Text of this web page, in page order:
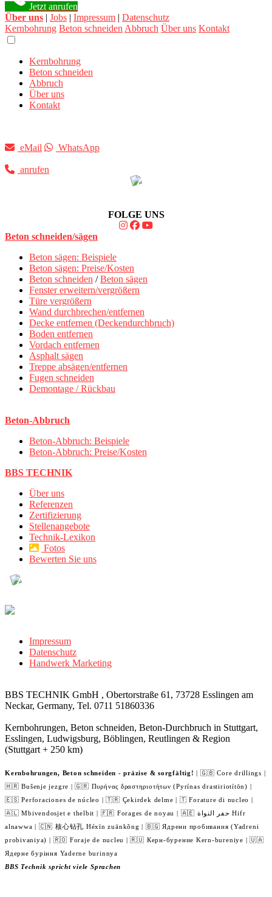
Jetzt anrufen
Über uns | Jobs | Impressum | Datenschutz
Kernbohrung Beton schneiden Abbruch Über uns Kontakt
Kernbohrung
Beton schneiden
Abbruch
Über uns
Kontakt
eMail WhatsApp
anrufen
FOLGE UNS
Beton schneiden/sägen
Beton sägen: Beispiele
Beton sägen: Preise/Kosten
Beton schneiden /Beton sägen
Fenster erweitern/vergrößern
Türe vergrößern
Wand durchbrechen/entfernen
Decke entfernen (Deckendurchbruch)
Boden entfernen
Vordach entfernen
Asphalt sägen
Treppe absägen/entfernen
Fugen schneiden
Demontage / Rückbau
Beton-Abbruch
Beton-Abbruch: Beispiele
Beton-Abbruch: Preise/Kosten
BBS TECHNIK
Über uns
Referenzen
Zertifizierung
Stellenangebote
Technik-Lexikon
Fotos
Bewerten Sie uns
Impressum
Datenschutz
Handwerk Marketing
BBS TECHNIK GmbH , Obertorstraße 61, 73728 Esslingen am
Neckar, Germany, Tel. 0711 51860336
Kernbohrungen, Beton schneiden, Beton-Durchbruch in Stuttgart,
Esslingen, Ludwigsburg, Böblingen, Reutlingen & Region
(Stuttgart + 250 km)
Kernbohrungen, Beton schneiden - präzise & sorgfältig! | 🇬🇧 Core drillings |
🇭🇷 Bušenje jezgre | 🇬🇷 Πυρήνας δραστηριοτήτων (Pyrínas drastiriotítōn) |
🇪🇸 Perforaciones de núcleo | 🇹🇷 Çekirdek delme | 🇹 Forature di nucleo |
🇦🇱 Mbivendosjet e thelbit | 🇫🇷 Forages de noyau | 🇦🇪 حفر النواة Hifr
alnawwa | 🇨🇳 核心钻孔 Héxīn zuānkǒng | 🇧🇬 Ядрени пробивания (Yadreni
probivaniya) | 🇷🇴 Foraje de nucleu | 🇷🇺 Керн-бурение Kern-bureniye | 🇺🇦
Ядерне буріння Yaderne burinnya
BBS Technik spricht viele Sprachen